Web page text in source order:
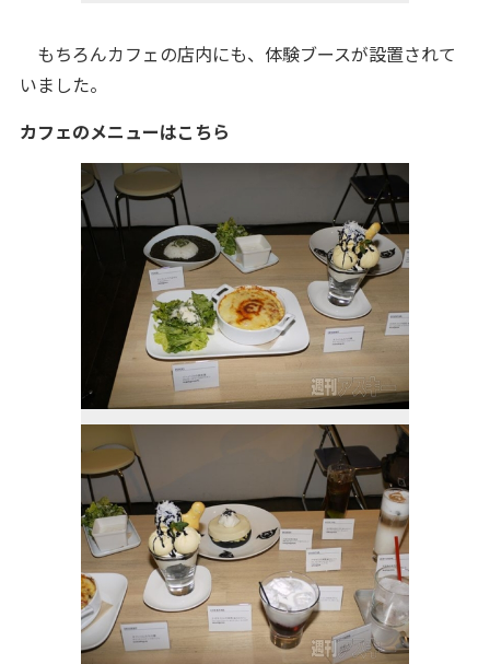
もちろんカフェの店内にも、体験ブースが設置されて
いました。
カフェのメニューはこちら